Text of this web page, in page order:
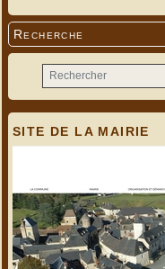
Recherche
SITE DE LA MAIRIE